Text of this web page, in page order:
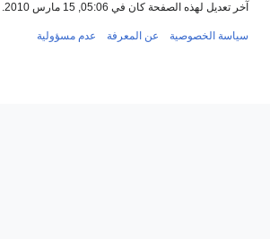
آخر تعديل لهذه الصفحة كان في 05:06, 15 مارس 2010.
سياسة الخصوصية عن المعرفة عدم مسؤولية